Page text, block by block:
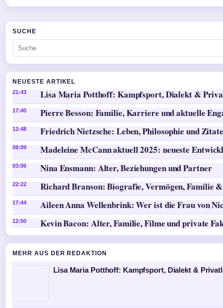
SUCHE
NEUESTE ARTIKEL
21:43 Lisa Maria Potthoff: Kampfsport, Dialekt &
17:40 Pierre Besson: Familie, Karriere und aktuelle
12:48 Friedrich Nietzsche: Leben, Philosophie und Zitate
08:09 Madeleine McCann aktuell 2025: neueste
03:06 Nina Ensmann: Alter, Beziehungen und Partner
22:22 Richard Branson: Biografie, Vermögen, Familie
17:44 Aileen Anna Wellenbrink: Wer ist die Frau von
12:50 Kevin Bacon: Alter, Familie, Filme und private
MEHR AUS DER REDAKTION
Lisa Maria Potthoff: Kampfsport, Dialekt &